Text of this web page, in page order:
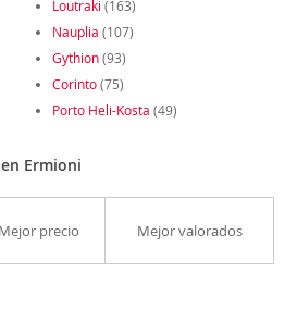
Loutraki (163)
Nauplia (107)
Gythion(93)
Corinto(75)
Porto Heli-Kosta (49)
Ermioni
Mejor precio Mejor valorados